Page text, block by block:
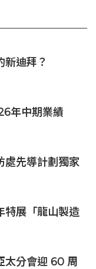
新迪拜？
年中期業績
處先導計劃獨家
特展「龍山製造
太分會迎 60 周